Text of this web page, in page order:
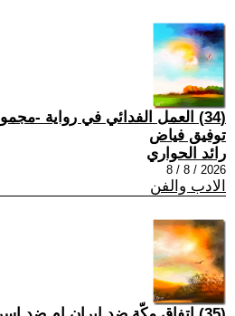
توفيق فياض
رائد الحواري
2026 / 8 / 8
الادب والفن